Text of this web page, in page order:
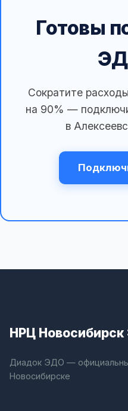
Готовы
Сократите
на 90% —
в
НРЦ
Диадок ЭДО —
Новосибирске